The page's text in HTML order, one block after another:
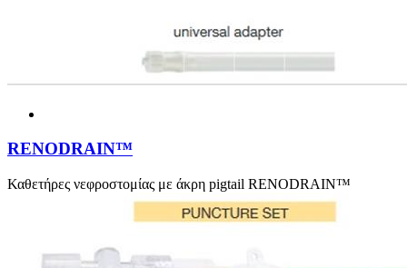
RENODRAIN™
Καθετήρες νεφροστομίας με άκρη pigtail RENODRAIN™